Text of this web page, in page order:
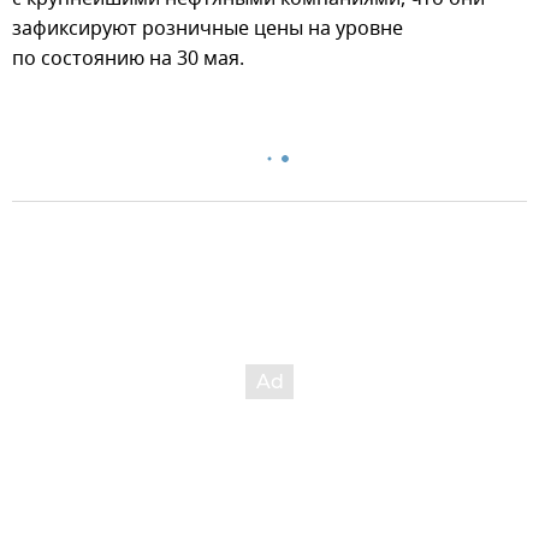
зафиксируют розничные цены на уровне
по состоянию на 30 мая.